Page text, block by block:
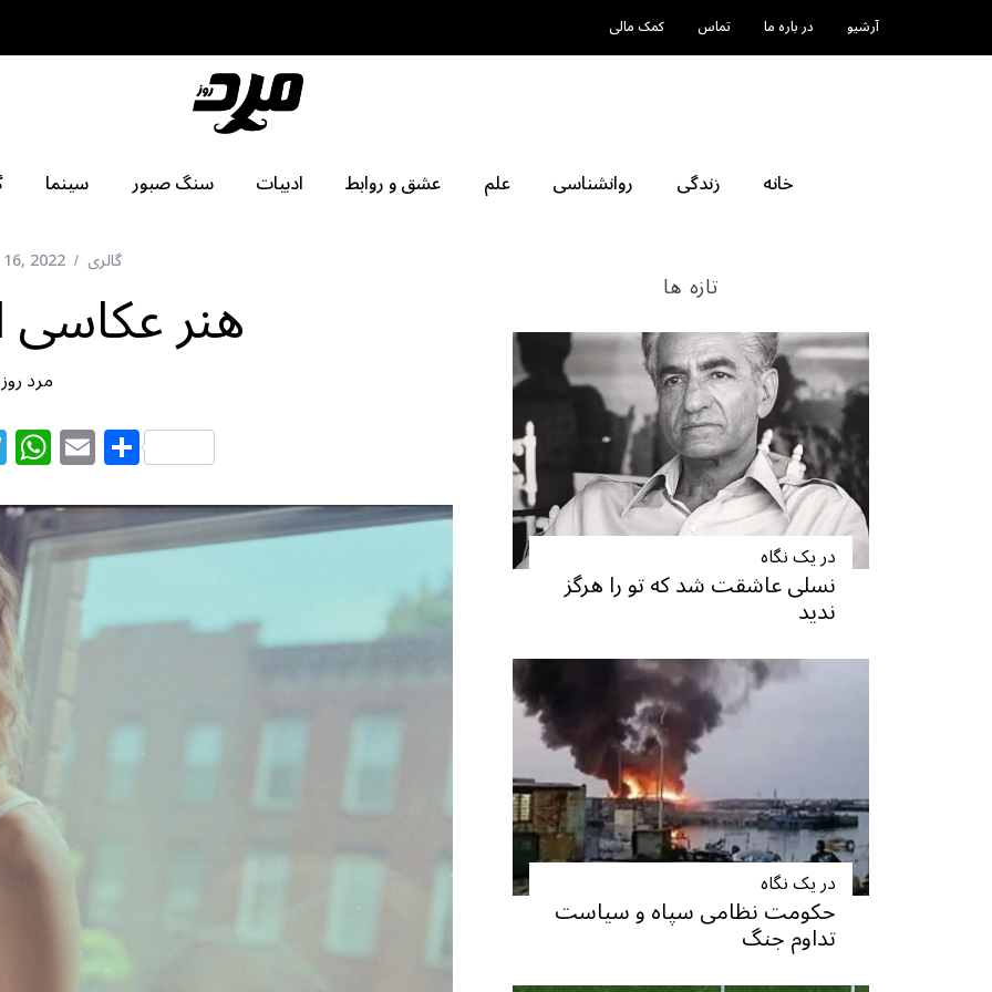
آرشیو در باره ما تماس کمک مالی
خانه زندگی روانشناسی علم عشق و روابط ادبیات سنگ صبور سینما
گالری 2022
هنر عکاسی
مرد روز
T
el
e
g
ra
m
W
h
at
sApp
E
m
ai
l
S
h
ar
e
تازه ها
در یک نگاه
نسلی عاشقت شد که تو را هرگز
ندید
در یک نگاه
حکومت نظامی سپاه و سیاست
تداوم جنگ